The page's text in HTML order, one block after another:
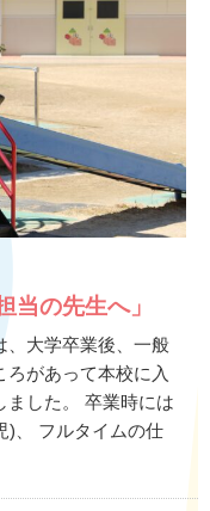
当の先生へ」
、大学卒業後、一般
があって本校に入
ました。 卒業時には
)、 フルタイムの仕